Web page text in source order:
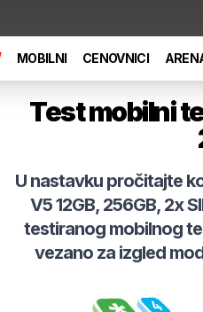
MOBILNI CENOVNICI
Test mobilni
U nastavku pročitajte
V5 12GB, 256GB, 2x
testiranog mobilnog
vezano za izgled